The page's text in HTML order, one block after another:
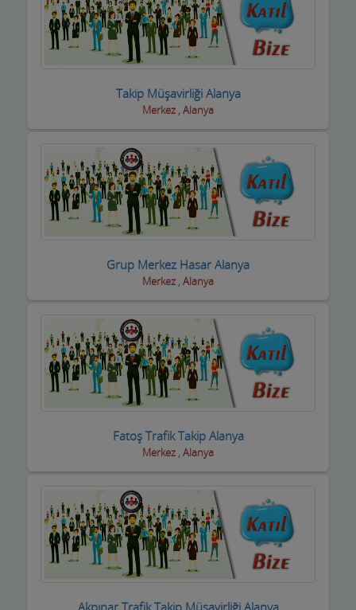
Hastane ve Sağlık Kuruluşları
Havuz ve Kimyasalları
Hediyelik Eşya Firmaları
Hububatçılar
Hurdacılar
iç Giyim ve Mayo
inşaat Malzemeleri
inşaat ve yapı ustaları
internet Cafeler ve Oyun salonları
ithalat ihracat Firmaları
Jeneratör Sistemleri
Kahvehane Kıraathane Nargile Cafe
Takip Müşavirliği Alanya
Merkez , Alanya
Grup Merkez Hasar Alanya
Merkez , Alanya
Fatoş Trafik Takip Alanya
Merkez , Alanya